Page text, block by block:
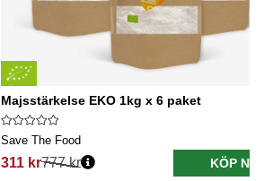
Majsstärkelse EKO 1kg x 6 paket
Save The Food
311 kr777 kr KÖP NU